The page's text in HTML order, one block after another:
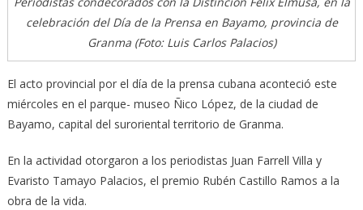
celebración del Día de la Prensa en Bayamo, provincia de
Granma (Foto: Luis Carlos Palacios)
El acto provincial por el día de la prensa cubana aconteció este
miércoles en el parque- museo Ñico López, de la ciudad de
Bayamo, capital del suroriental territorio de Granma.
En la actividad otorgaron a los periodistas Juan Farrell Villa y
Evaristo Tamayo Palacios, el premio Rubén Castillo Ramos a la
obra de la vida.